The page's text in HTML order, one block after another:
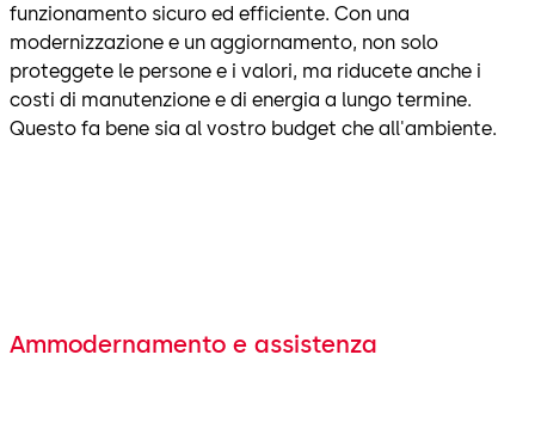
funzionamento sicuro ed efficiente. Con una
modernizzazione e un aggiornamento, non solo
proteggete le persone e i valori, ma riducete anche i
costi di manutenzione e di energia a lungo termine.
Questo fa bene sia al vostro budget che all'ambiente.
Ammodernamento e assistenza